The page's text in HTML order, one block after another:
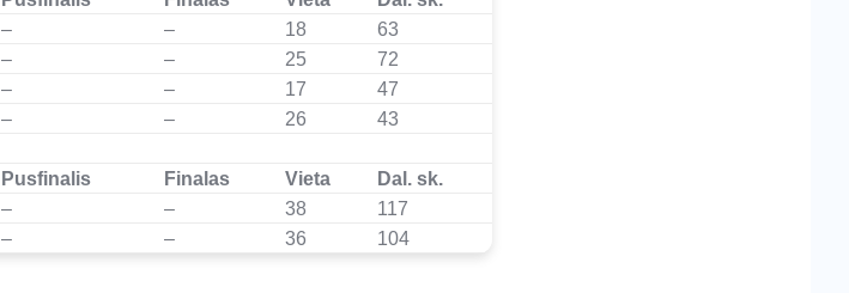
– – 18
63
– – 25
72
– – 17
47
– – 26
43
Pusfinalis Finalas Vieta
Dal. sk.
– – 38
117
– – 36 104